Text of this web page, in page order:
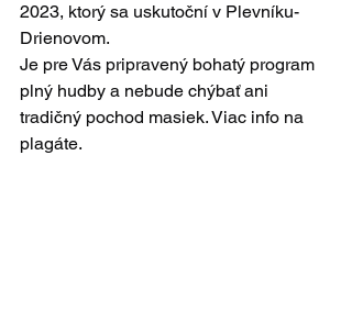
2023, ktorý sa uskutoční v Plevníku-
Drienovom.
Je pre Vás pripravený bohatý program
plný hudby a nebude chýbať ani
tradičný pochod masiek. Viac info na
plagáte.